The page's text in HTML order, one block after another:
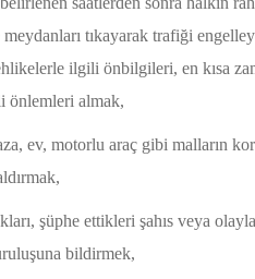
tıkayarak trafiği
ilgili önbilgileri, en kısa
önlemleri almak,
ev, motorlu araç gibi malların
şüphe ettikleri şahıs veya
bildirmek,